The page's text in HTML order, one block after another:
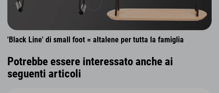
'Black Line' di small foot = altalene per tutta la famiglia
Potrebbe essere interessato anche ai
seguenti articoli